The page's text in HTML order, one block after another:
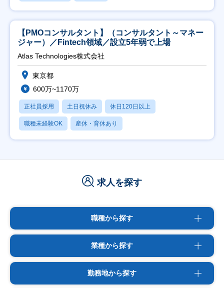
【PMOコンサルタント】（コンサルタント～マネー
ジャー）／Fintech領域／設立5年弱で上場
Atlas Technologies株式会社
東京都
600万~1170万
正社員採用 土日祝休み 休日120日以上
職種未経験OK 産休・育休あり
求人を探す
職種から探す
業種から探す
勤務地から探す